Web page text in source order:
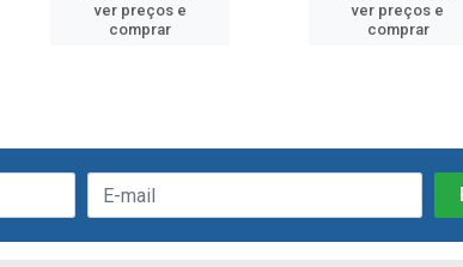
ver preços e
comprar
ver preços e
comprar